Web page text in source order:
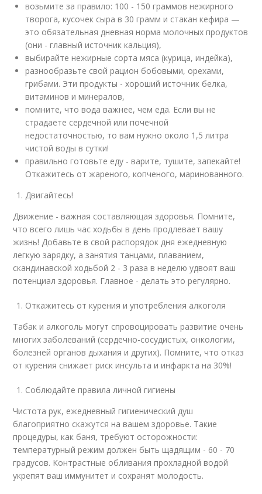
возьмите за правило: 100 - 150 граммов нежирного
творога, кусочек сыра в 30 грамм и стакан кефира —
это обязательная дневная норма молочных продуктов
(они - главный источник кальция),
выбирайте нежирные сорта мяса (курица, индейка),
разнообразьте свой рацион бобовыми, орехами,
грибами. Эти продукты - хороший источник белка,
витаминов и минералов,
помните, что вода важнее, чем еда. Если вы не
страдаете сердечной или почечной
недостаточностью, то вам нужно около 1,5 литра
чистой воды в сутки!
правильно готовьте еду - варите, тушите, запекайте!
Откажитесь от жареного, копченого, маринованного.
Двигайтесь!
Движение - важная составляющая здоровья. Помните,
что всего лишь час ходьбы в день продлевает вашу
жизнь! Добавьте в свой распорядок дня ежедневную
легкую зарядку, а занятия танцами, плаванием,
скандинавской ходьбой 2 - 3 раза в неделю удвоят ваш
потенциал здоровья. Главное - делать это регулярно.
Откажитесь от курения и употребления алкоголя
Табак и алкоголь могут спровоцировать развитие очень
многих заболеваний (сердечно-сосудистых, онкологии,
болезней органов дыхания и других). Помните, что отказ
от курения снижает риск инсульта и инфаркта на 30%!
Соблюдайте правила личной гигиены
Чистота рук, ежедневный гигиенический душ
благоприятно скажутся на вашем здоровье. Такие
процедуры, как баня, требуют осторожности:
температурный режим должен быть щадящим - 60 - 70
градусов. Контрастные обливания прохладной водой
укрепят ваш иммунитет и сохранят молодость.